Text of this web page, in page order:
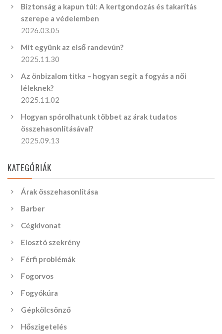
Biztonság a kapun túl: A kertgondozás és takarítás
szerepe a védelemben
2026.03.05
Mit együnk az első randevún?
2025.11.30
Az önbizalom titka – hogyan segít a fogyás a női
léleknek?
2025.11.02
Hogyan spórolhatunk többet az árak tudatos
összehasonlításával?
2025.09.13
KATEGÓRIÁK
Árak összehasonlítása
Barber
Cégkivonat
Elosztó szekrény
Férfi problémák
Fogorvos
Fogyókúra
Gépkölcsönző
Hőszigetelés